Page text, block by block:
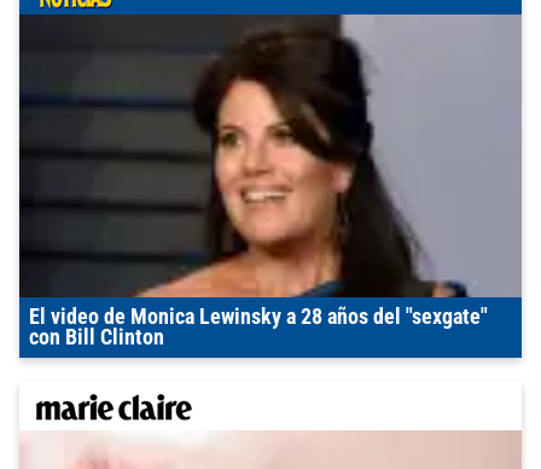
El video de Monica Lewinsky a 28 años del "sexgate"
con Bill Clinton